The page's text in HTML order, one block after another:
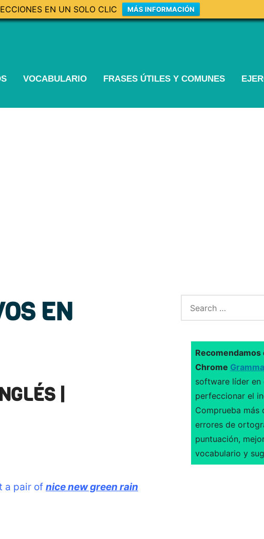
EN UN SOLO CLIC MÁS INFORMACIÓN
VOCABULARIO FRASES ÚTILES Y COMUNES
EN
|
a pair of nice new green rain
Recomendamos
Chrome
software líder en
perfeccionar el
Comprueba
errores de
puntuación,
vocabulario y